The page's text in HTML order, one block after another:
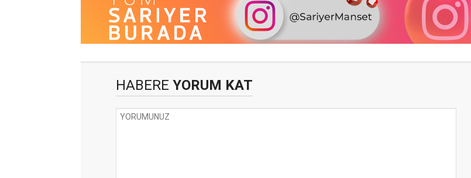
HABERE YORUM KAT